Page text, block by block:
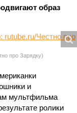
образ
про Зарядку)
и
мультфильма
ролики